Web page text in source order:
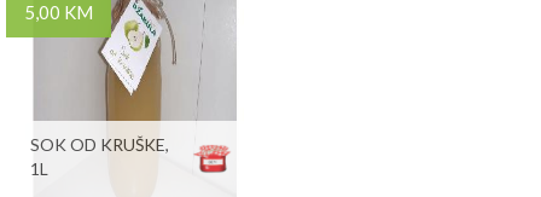
5,00 KM
SOK OD KRUŠKE,
1L